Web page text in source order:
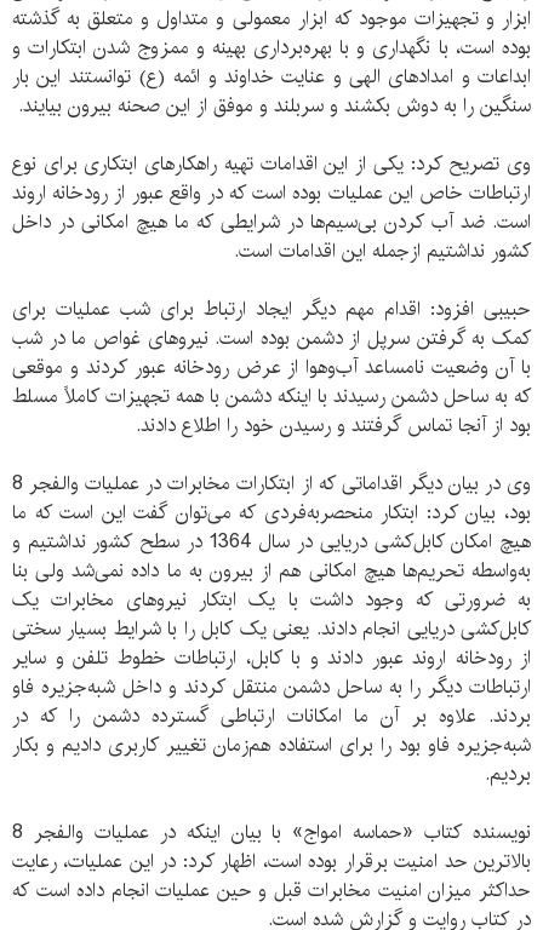
ابزار و تجهیزات موجود که ابزار معمولی و متداول و متعلق به گذشته
بوده است، با نگهداری و با بهره‌برداری بهینه و ممزوج شدن ابتکارات و
ابداعات و امدادهای الهی و عنایت خداوند و ائمه (ع) توانستند این بار
سنگین را به دوش بکشند و سربلند و موفق از این صحنه بیرون بیایند.
وی تصریح کرد: یکی از این اقدامات تهیه راهکارهای ابتکاری برای نوع
ارتباطات خاص این عملیات بوده است که در واقع عبور از رودخانه اروند
است. ضد آب کردن بی‌سیم‌ها در شرایطی که ما هیچ امکانی در داخل
کشور نداشتیم ازجمله این اقدامات است.
حبیبی افزود: اقدام مهم دیگر ایجاد ارتباط برای شب عملیات برای
کمک به گرفتن سرپل از دشمن بوده است. نیروهای غواص ما در شب
با آن وضعیت نامساعد آب‌وهوا از عرض رودخانه عبور کردند و موقعی
که به ساحل دشمن رسیدند با اینکه دشمن با همه تجهیزات کاملاً مسلط
بود از آنجا تماس گرفتند و رسیدن خود را اطلاع دادند.
وی در بیان دیگر اقداماتی که از ابتکارات مخابرات در عملیات والفجر 8
بود، بیان کرد: ابتکار منحصربه‌فردی که می‌توان گفت این است که ما
هیچ امکان کابل‌کشی دریایی در سال 1364 در سطح کشور نداشتیم و
به‌واسطه تحریم‌ها هیچ امکانی هم از بیرون به ما داده نمی‌شد ولی بنا
به ضرورتی که وجود داشت با یک ابتکار نیروهای مخابرات یک
کابل‌کشی دریایی انجام دادند. یعنی یک کابل را با شرایط بسیار سختی
از رودخانه اروند عبور دادند و با کابل، ارتباطات خطوط تلفن و سایر
ارتباطات دیگر را به ساحل دشمن منتقل کردند و داخل شبه‌جزیره فاو
بردند. علاوه بر آن ما امکانات ارتباطی گسترده دشمن را که در
شبه‌جزیره فاو بود را برای استفاده هم‌زمان تغییر کاربری دادیم و بکار
بردیم.
نویسنده کتاب «حماسه امواج» با بیان اینکه در عملیات والفجر 8
بالاترین حد امنیت برقرار بوده است، اظهار کرد: در این عملیات، رعایت
حداکثر میزان امنیت مخابرات قبل و حین عملیات انجام داده است که
در کتاب روایت و گزارش شده است.